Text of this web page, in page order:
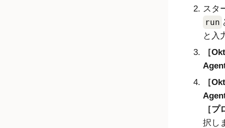
スタ
run
と入
プ
択し